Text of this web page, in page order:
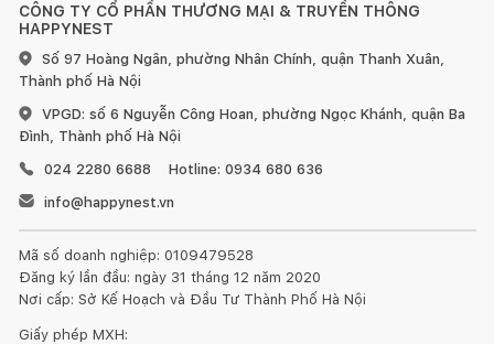
CÔNG TY CỔ PHẦN THƯƠNG MẠI & TRUYỀN THÔNG
HAPPYNEST
Số 97 Hoàng Ngân, phường Nhân Chính, quận Thanh Xuân,
Thành phố Hà Nội
VPGD: số 6 Nguyễn Công Hoan, phường Ngọc Khánh, quận Ba
Đình, Thành phố Hà Nội
024 2280 6688
Hotline: 0934 680 636
info@happynest.vn
Mã số doanh nghiệp: 0109479528
Đăng ký lần đầu: ngày 31 tháng 12 năm 2020
Nơi cấp: Sở Kế Hoạch và Đầu Tư Thành Phố Hà Nội
Giấy phép MXH: